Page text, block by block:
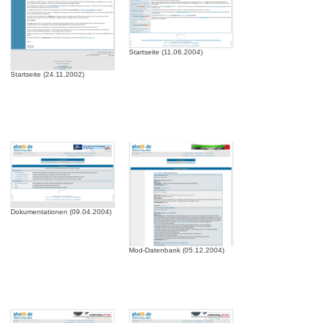
Startseite (24.11.2002)
Startseite (11.06.2004)
Dokumentationen (09.04.2004)
Mod-Datenbank (05.12.2004)